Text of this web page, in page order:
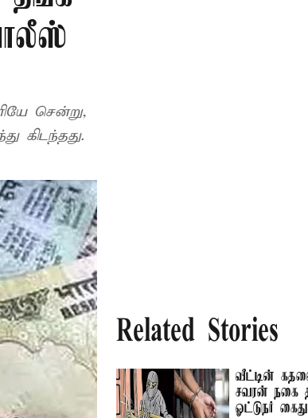
சென்று,
கிடந்தது.
Related Stories
வீட்டின்
சவரன் நகை
ஓட்டுநர் கைது